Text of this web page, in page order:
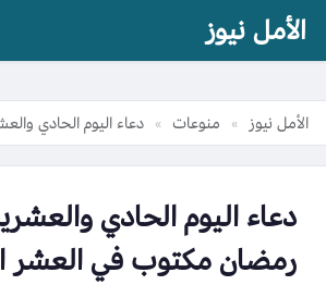
الأمل نيوز
الأمل نيوز » منوعات » دعاء اليوم الحادي والعشرين من
دعاء اليوم الحادي
رمضان مكتوب في العشر